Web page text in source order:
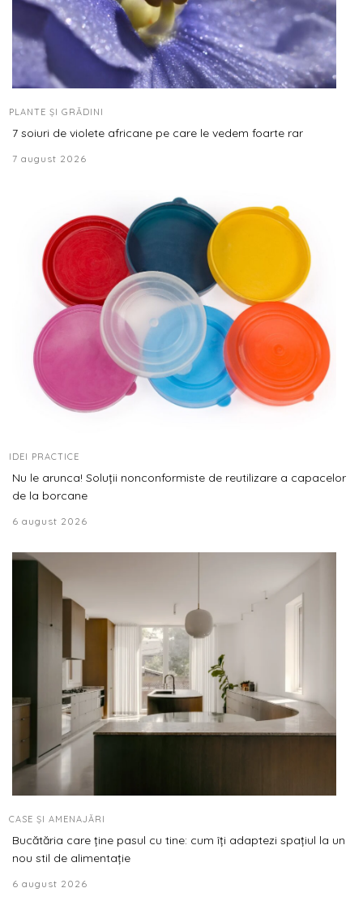
PLANTE ȘI GRĂDINI
7 soiuri de violete africane pe care le vedem foarte rar
7 august 2026
IDEI PRACTICE
Nu le arunca! Soluții nonconformiste de reutilizare a capacelor
de la borcane
6 august 2026
CASE ȘI AMENAJĂRI
Bucătăria care ține pasul cu tine: cum îți adaptezi spațiul la un
nou stil de alimentație
6 august 2026